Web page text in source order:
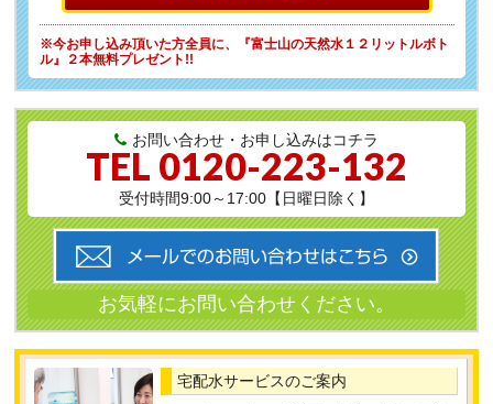
※今お申し込み頂いた方全員に、
『富士山の天然水１２リットルボト
ル』２本無料プレゼント!!
お問い合わせ・お申し込みはコチラ
TEL 0120-223-132
受付時間9:00～17:00【日曜日除く】
宅配水サービスのご案内